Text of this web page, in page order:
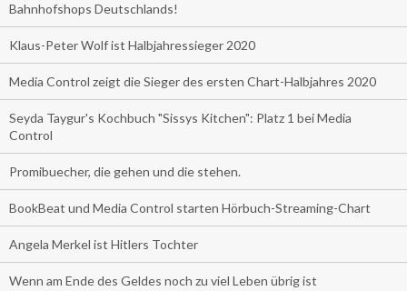
Bahnhofshops Deutschlands!
Klaus-Peter Wolf ist Halbjahressieger 2020
Media Control zeigt die Sieger des ersten Chart-Halbjahres 2020
Seyda Taygur's Kochbuch "Sissys Kitchen": Platz 1 bei Media
Control
Promibuecher, die gehen und die stehen.
BookBeat und Media Control starten Hörbuch-Streaming-Chart
Angela Merkel ist Hitlers Tochter
Wenn am Ende des Geldes noch zu viel Leben übrig ist